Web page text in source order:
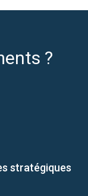
?
stratégiques